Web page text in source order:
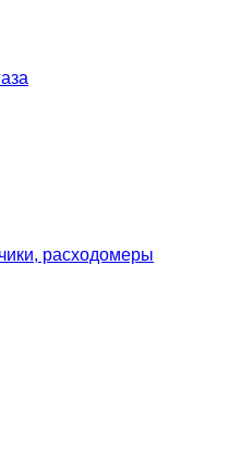
расходомеры